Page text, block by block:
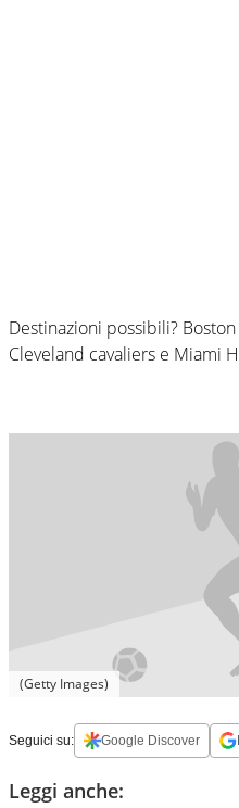
Destinazioni possibili?
Cleveland cavaliers e Miami
(Getty Images)
Seguici su: Google Discover
Leggi anche: